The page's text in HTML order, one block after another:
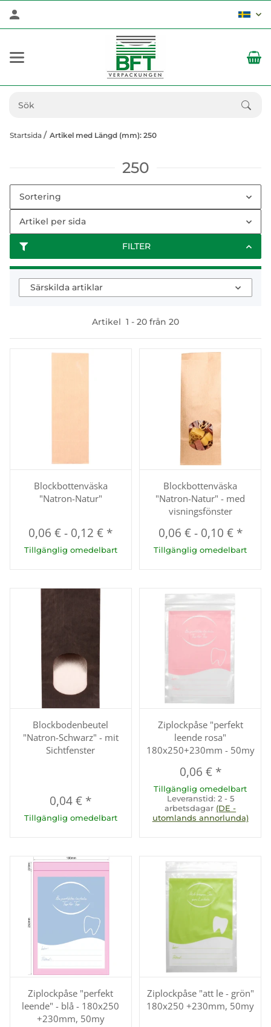
Startsida Artikel med Längd (mm): 250
250
FILTER
Sortering
Artikel per sida
Särskilda artiklar
Artikel 1 - 20 från 20
Blockbottenväska
"Natron-Natur"
0,06 €- 0,12 € *
Tillgänglig omedelbart
Blockbottenväska
"Natron-Natur" - med
visningsfönster
0,06 €- 0,10 € *
Tillgänglig omedelbart
Blockbodenbeutel
"Natron-Schwarz" - mit
Sichtfenster
0,04 € *
Tillgänglig omedelbart
Ziplockpåse "perfekt
leende rosa"
180x250+230mm - 50my
0,06 € *
Tillgänglig omedelbart
Leveranstid: 2 - 5
arbetsdagar (DE -
utomlands annorlunda)
Ziplockpåse "perfekt
leende" - blå - 180x250
+230mm, 50my
Ziplockpåse "att le - grön"
180x250 +230mm, 50my